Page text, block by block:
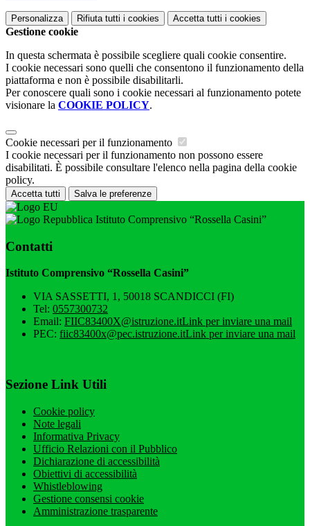
Personalizza Rifiuta tutti i cookies Accetta tutti i cookies
Gestione cookie
In questa schermata è possibile scegliere quali cookie consentire.
I cookie necessari sono quelli che consentono il funzionamento della
piattaforma e non è possibile disabilitarli.
Per conoscere quali sono i cookie necessari al funzionamento potete
visionare la COOKIE POLICY.
Cookie necessari per il funzionamento
I cookie necessari per il funzionamento non possono essere
disabilitati. È possibile consultare l'elenco nella pagina della cookie
policy.
Accetta tutti Salva le preferenze
Istituto Comprensivo “Rossella Casini”
Contatti
Istituto Comprensivo “Rossella Casini”
VIA SASSETTI, 1, 50018 SCANDICCI (FI)
Tel: 0557300732
Email: FIIC83400X@istruzione.itLink per inviare una mail
PEC: fiic83400x@pec.istruzione.itLink per inviare una mail
Sezione Link Utili
Cookie policy
Note legali
Informativa Privacy
Ufficio Relazioni con il Pubblico
Dichiarazione di accessibilità
Obiettivi di accessibilità
Whistleblowing
Gestione consensi cookie
Amministrazione trasparente